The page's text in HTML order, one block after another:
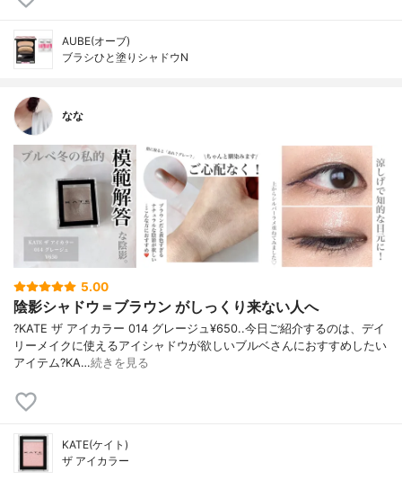
AUBE(オーブ)
ブラシひと塗りシャドウN
なな
5.00
陰影シャドウ＝ブラウン がしっくり来ない人へ
?KATE ザ アイカラー 014 グレージュ¥650..今日ご紹介するのは、デイ
リーメイクに使えるアイシャドウが欲しいブルベさんにおすすめしたい
アイテム?KA…続きを見る
KATE(ケイト)
ザ アイカラー